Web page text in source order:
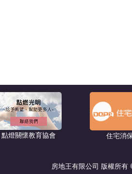
點燈關懷教育協會 住宅消
房地王有限公司 版權所有